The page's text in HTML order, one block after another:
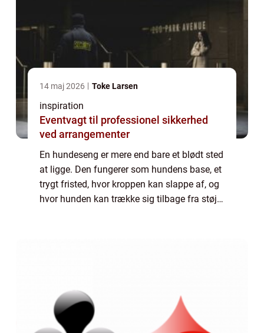
14 maj 2026 Toke Larsen
inspiration
Eventvagt til professionel sikkerhed
ved arrangementer
En hundeseng er mere end bare et blødt sted
at ligge. Den fungerer som hundens base, et
trygt fristed, hvor kroppen kan slappe af, og
hvor hunden kan trække sig tilbage fra støj,